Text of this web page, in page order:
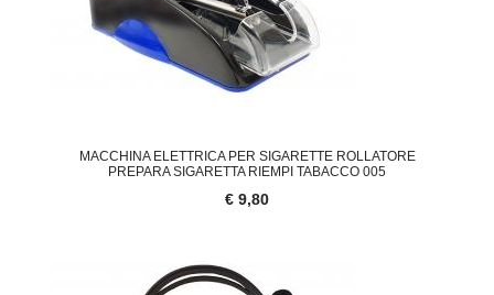
MACCHINA ELETTRICA PER SIGARETTE ROLLATORE
PREPARA SIGARETTA RIEMPI TABACCO 005
€ 9,80